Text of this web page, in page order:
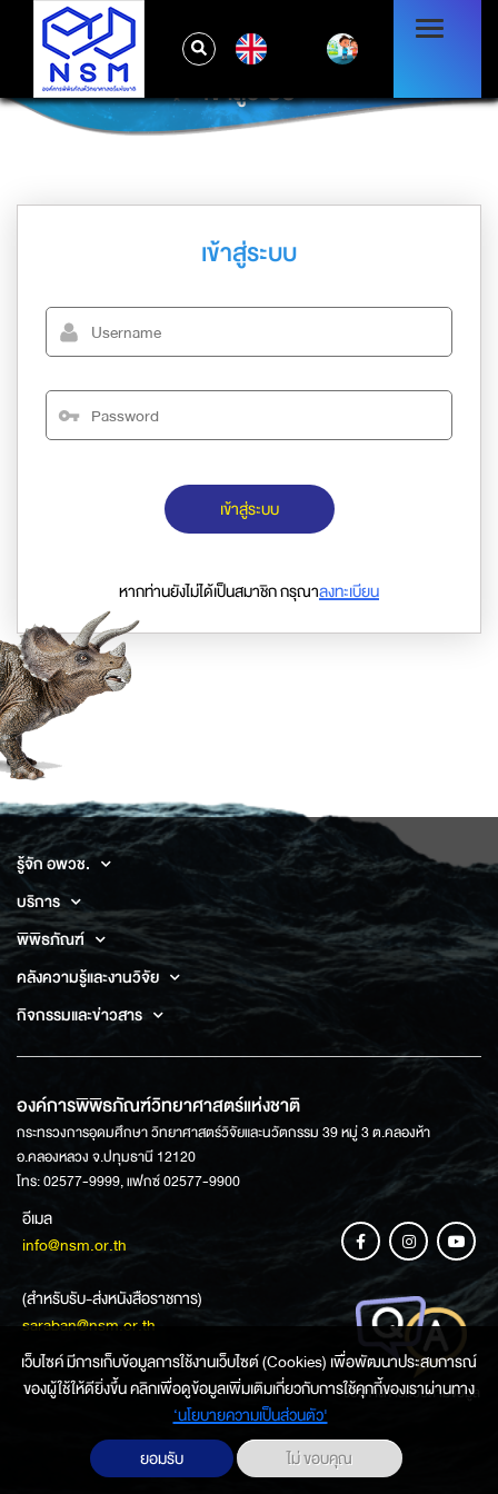
เข้าสู่ระบบ
เข้าสู่ระบบ
เข้าสู่ระบบ
หากท่านยังไม่ได้เป็นสมาชิก กรุณาลงทะเบียน
รู้จัก อพวช.
บริการ
พิพิธภัณฑ์
คลังความรู้และงานวิจัย
กิจกรรมและข่าวสาร
องค์การพิพิธภัณฑ์วิทยาศาสตร์แห่งชาติ
กระทรวงการอุดมศึกษา วิทยาศาสตร์วิจัยและนวัตกรรม 39 หมู่ 3 ต.คลองห้า
อ.คลองหลวง จ.ปทุมธานี 12120
โทร: 02577-9999, แฟกซ์ 02577-9900
อีเมล
info@nsm.or.th
(สำหรับรับ-ส่งหนังสือราชการ)
saraban@nsm.or.th
ช่องทางการสอบถามข้อมูล
เว็บไซค์ มีการเก็บข้อมูลการใช้งานเว็บไซต์ (Cookies) เพื่อพัฒนาประสบการณ์
ของผู้ใช้ให้ดียิ่งขึ้น คลิกเพื่อดูข้อมูลเพิ่มเติมเกี่ยวกับการใช้คุกกี้ของเราผ่านทาง
‘นโยบายความเป็นส่วนตัว'
ยอมรับ
ไม่ ขอบคุณ